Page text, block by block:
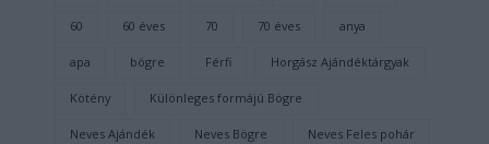
60 60 éves 70 70 éves anya
apa bögre Férfi Horgász Ajándéktárgyak
Kötény Különleges formájú Bögre
Neves Ajándék Neves Bögre Neves Feles pohár